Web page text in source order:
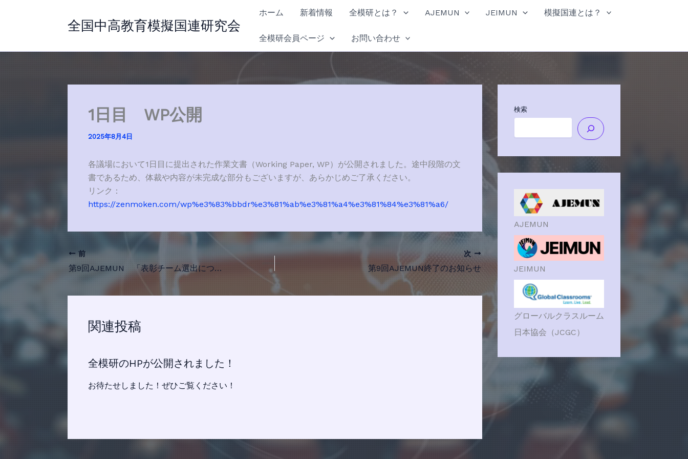
全国中高教育模擬国連研究会
ホーム 新着情報 全模研とは？ AJEMUN JEIMUN 模擬国連とは？
全模研会員ページ お問い合わせ
1日目 WP公開
2025年8月4日
各議場において1日目に提出された作業文書（Working Paper, WP）が公開されました。途中段階の文
書であるため、体裁や内容が未完成な部分もございますが、あらかじめご了承ください。
リンク：
https://zenmoken.com/wp%e3%83%bbdr%e3%81%ab%e3%81%a4%e3%81%84%e3%81%a6/
前
第9回AJEMUN 「表彰チーム選出について」が公開されました
次
第9回AJEMUN終了のお知らせ
関連投稿
全模研のHPが公開されました！
お待たせしました！ぜひご覧ください！
検索
AJEMUN
JEIMUN
グローバルクラスルーム
日本協会（JCGC）